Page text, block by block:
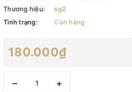
Thương hiệu:
sg2
Tình trạng:
Còn hàng
180.000₫
– +